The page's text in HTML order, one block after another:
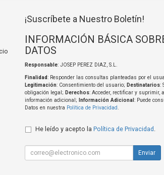
¡Suscríbete a Nuestro Boletín!
INFORMACIÓN BÁSICA
DATOS
Responsable: JOSEP PEREZ DIAZ, S.L.
Finalidad: Responder las consultas planteadas por el
Legitimación: Consentimiento del usuario; Destinatarios:
obligación legal; Derechos: Acceder, rectificar y suprimir,
información adicional;
Información Adicional : Puede
Datos en nuestra Política de Privacidad.
He leído y acepto la Política de Privacidad .
Enviar